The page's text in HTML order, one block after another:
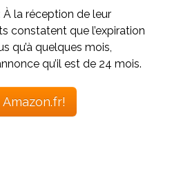
À la réception de leur
constatent que l’expiration
qu’à quelques mois,
qu’il est de 24 mois.